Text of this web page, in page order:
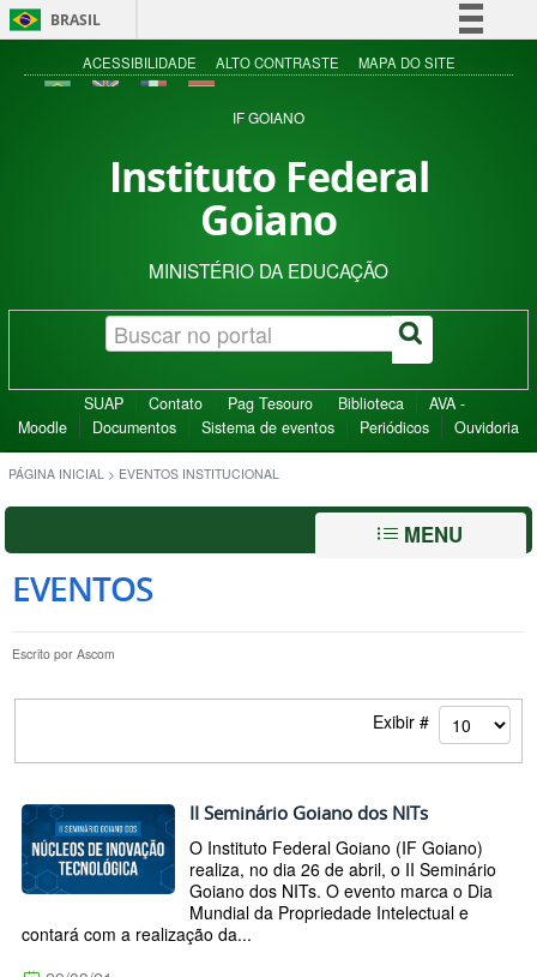
BRASIL
Simplifique!
Acesso à informação
ACESSIBILIDADE ALTO CONTRASTE MAPA DO SITE
IF GOIANO
Instituto Federal
Goiano
MINISTÉRIO DA EDUCAÇÃO
SUAP Contato Pag Tesouro Biblioteca
AVA -
Moodle
Documentos Sistema de eventos Periódicos Ouvidoria
PÁGINA INICIAL > EVENTOS INSTITUCIONAL
MENU
EVENTOS
Escrito por Ascom
Exibir #
II Seminário Goiano dos NITs
O Instituto Federal Goiano (IF Goiano)
realiza, no dia 26 de abril, o II Seminário
Goiano dos NITs. O evento marca o Dia
Mundial da Propriedade Intelectual e
contará com a realização da...